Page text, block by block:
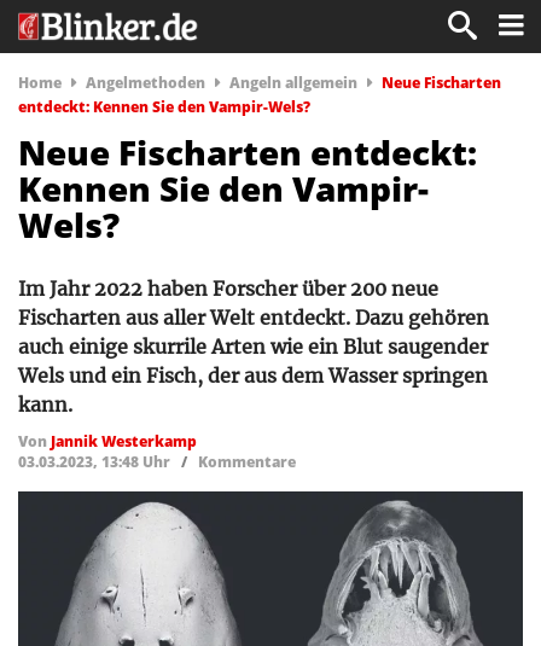
Home Angelmethoden Angeln allgemein
Neue Fischarten
entdeckt: Kennen Sie den Vampir-Wels?
Neue Fischarten entdeckt:
Kennen Sie den Vampir-
Wels?
Im Jahr 2022 haben Forscher über 200 neue
Fischarten aus aller Welt entdeckt. Dazu gehören
auch einige skurrile Arten wie ein Blut saugender
Wels und ein Fisch, der aus dem Wasser springen
kann.
Von Jannik Westerkamp
03.03.2023, 13:48 Uhr / Kommentare